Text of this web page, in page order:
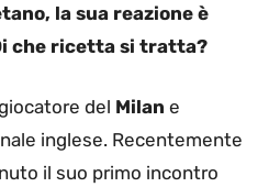
la sua reazione è
che ricetta si tratta?
del Milan e
inglese. Recentemente
il suo primo incontro